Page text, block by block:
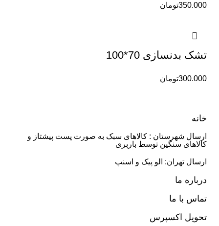
تومان350.000
تشک بدنسازی 70*100
تومان300.000
خانه
ارسال شهرستان : کالاهای سبک به صورت پست پیشتاز و
کالاهای سنگین توسط باربری
ارسال تهران: الو پیک و اسنپ
درباره ما
تماس با ما
تحویل اکسپرس